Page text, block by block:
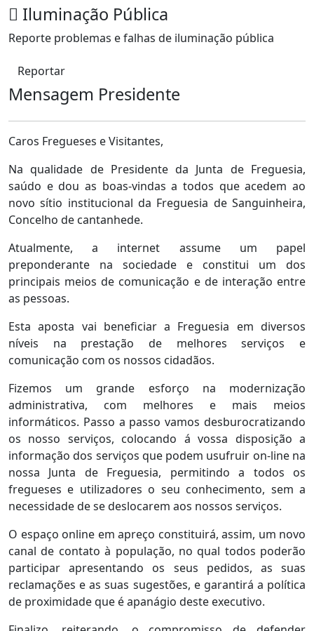
Iluminação Pública
Reporte problemas e falhas de iluminação pública
Reportar
Mensagem Presidente
Caros Fregueses e Visitantes,
Na qualidade de Presidente da Junta de Freguesia,
saúdo e dou as boas-vindas a todos que acedem ao
novo sítio institucional da Freguesia de Sanguinheira,
Concelho de cantanhede.
Atualmente, a internet assume um papel
preponderante na sociedade e constitui um dos
principais meios de comunicação e de interação entre
as pessoas.
Esta aposta vai beneficiar a Freguesia em diversos
níveis na prestação de melhores serviços e
comunicação com os nossos cidadãos.
Fizemos um grande esforço na modernização
administrativa, com melhores e mais meios
informáticos. Passo a passo vamos desburocratizando
os nosso serviços, colocando á vossa disposição a
informação dos serviços que podem usufruir on-line na
nossa Junta de Freguesia, permitindo a todos os
fregueses e utilizadores o seu conhecimento, sem a
necessidade de se deslocarem aos nossos serviços.
O espaço online em apreço constituirá, assim, um novo
canal de contato à população, no qual todos poderão
participar apresentando os seus pedidos, as suas
reclamações e as suas sugestões, e garantirá a política
de proximidade que é apanágio deste executivo.